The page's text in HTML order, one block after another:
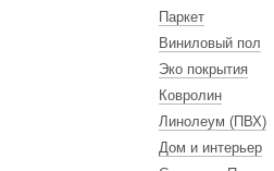
Паркет
Виниловый пол
Эко покрытия
Ковролин
Линолеум (ПВХ)
Дом и интерьер